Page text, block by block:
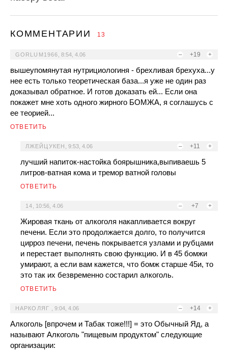
КОММЕНТАРИИ 13
– +19 +
GORLUM1966 8:54, 4.06
вышеупомянутая нутрициологиня - брехливая брехуха...у
нее есть только теоретическая база...я уже не один раз
доказывал обратное. И готов доказать ей... Если она
покажет мне хоть одного жирного БОМЖА, я соглашусь с
ее теорией...
ОТВЕТИТЬ
– +11 +
ЛЖЕЙЦУКЕН 9:53, 4.06
лучший напиток-настойка боярышника,выпиваешь 5
литров-ватная кома и тремор ватной головы
ОТВЕТИТЬ
– +7 +
14 10:56, 4.06
Жировая ткань от алкоголя накапливается вокруг
печени. Если это продолжается долго, то получится
цирроз печени, печень покрывается узлами и рубцами
и перестает выполнять свою функцию. И в 45 бомжи
умирают, а если вам кажется, что бомж старше 45и, то
это так их безвременно состарил алкоголь.
ОТВЕТИТЬ
– +14 +
НАРКОЛЯГ 9:04, 4.06
Алкоголь [впрочем и Табак тоже!!!] = это Обычный Яд, а
называют Алкоголь "пищевым продуктом" следующие
организации: